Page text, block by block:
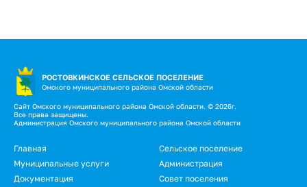
РОСТОВКИНСКОЕ СЕЛЬСКОЕ ПОСЕЛЕНИЕ
Омского муниципального района Омской области
Сайт Омского муниципального района Омской области. © 2026г.
Все права защищены.
Администрация Омского муниципального района Омской области
Подвал
Главная
Сельское поселение
Муниципальные услуги
Администрация
Документация
Совет поселения